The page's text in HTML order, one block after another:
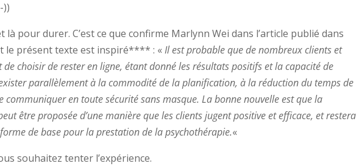
))
là pour durer. C’est ce que confirme Marlynn Wei dans l’article publié dans
le présent texte est inspiré**** : «Il est probable que de nombreux clients et
choisir de rester en ligne, étant donné les résultats positifs et la capacité de
parallèlement à la commodité de la planification, à la réduction du temps de
communiquer en toute sécurité sans masque.La bonne nouvelle est que la
être proposée d’une manière que les clients jugent positive et efficace, et restera
de base pour la prestation de la psychothérapie.«
souhaitez tenter l’expérience.